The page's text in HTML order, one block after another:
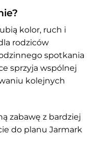
kolor, ruch i
rodziców
spotkania
sprzyja wspólnej
kolejnych
zabawę z bardziej
do planu Jarmark